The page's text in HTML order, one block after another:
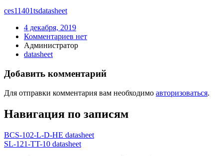
ces11401tsdatasheet
4 декабря, 2019
Комментариев нет
Администратор
datasheet
Добавить комментарий
Для отправки комментария вам необходимо авторизоваться.
Навигация по записям
BCS-102-L-D-HE datasheet
SL-121-TT-10 datasheet